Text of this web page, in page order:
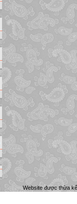
Website được thừa